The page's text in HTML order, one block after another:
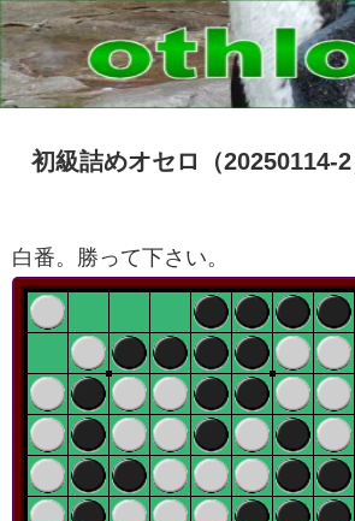
初級詰めオセロ（20250114-2
白番。勝って下さい。